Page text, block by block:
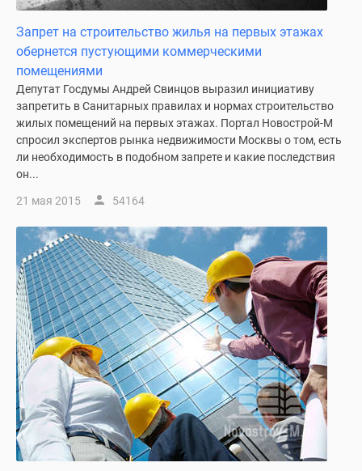
Запрет на строительство жилья на первых этажах
обернется пустующими коммерческими
помещениями
Депутат Госдумы Андрей Свинцов выразил инициативу
запретить в Санитарных правилах и нормах строительство
жилых помещений на первых этажах. Портал Новострой-М
спросил экспертов рынка недвижимости Москвы о том, есть
ли необходимость в подобном запрете и какие последствия
он...
21 мая 2015 54164